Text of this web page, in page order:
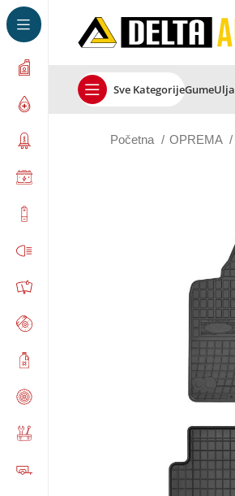
Sve KategorijeGumeUlja
Početna OPREMA